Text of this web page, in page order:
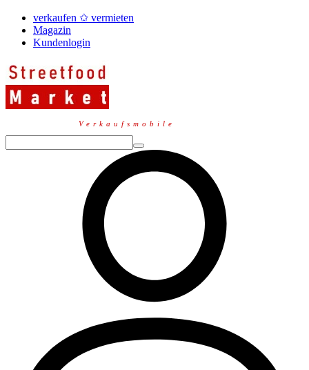
verkaufen ✩ vermieten
Magazin
Kundenlogin
Verkaufsmobile